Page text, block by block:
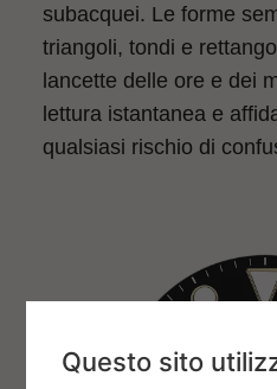
subacquei. Le forme
triangoli, tondi e
lancette delle ore e dei
lettura istantanea e
qualsiasi rischio di
Questo sito